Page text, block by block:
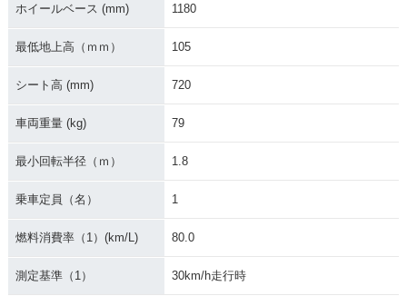
UXE・新登場
ホイールベース (mm) 1180
最低地上高（ｍｍ） 105
シート高 (mm) 720
車両重量 (kg) 79
最小回転半径（ｍ） 1.8
乗車定員（名） 1
燃料消費率（1）(km/L) 80.0
測定基準（1） 30km/h走行時